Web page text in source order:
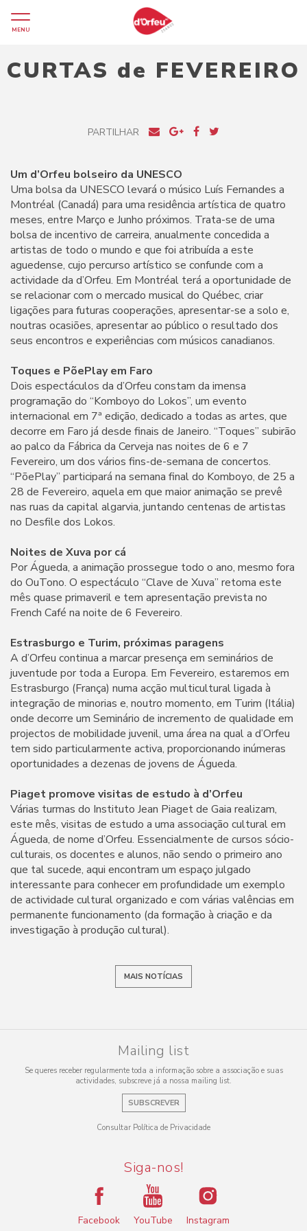
MENU
CURTAS de FEVEREIRO
PARTILHAR
Um d’Orfeu bolseiro da UNESCO
Uma bolsa da UNESCO levará o músico Luís Fernandes a
Montréal (Canadá) para uma residência artística de quatro
meses, entre Março e Junho próximos. Trata-se de uma
bolsa de incentivo de carreira, anualmente concedida a
artistas de todo o mundo e que foi atribuída a este
aguedense, cujo percurso artístico se confunde com a
actividade da d’Orfeu. Em Montréal terá a oportunidade de
se relacionar com o mercado musical do Québec, criar
ligações para futuras cooperações, apresentar-se a solo e,
noutras ocasiões, apresentar ao público o resultado dos
seus encontros e experiências com músicos canadianos.
Toques e PõePlay em Faro
Dois espectáculos da d’Orfeu constam da imensa
programação do “Komboyo do Lokos”, um evento
internacional em 7ª edição, dedicado a todas as artes, que
decorre em Faro já desde finais de Janeiro. “Toques” subirão
ao palco da Fábrica da Cerveja nas noites de 6 e 7
Fevereiro, um dos vários fins-de-semana de concertos.
“PõePlay” participará na semana final do Komboyo, de 25 a
28 de Fevereiro, aquela em que maior animação se prevê
nas ruas da capital algarvia, juntando centenas de artistas
no Desfile dos Lokos.
Noites de Xuva por cá
Por Águeda, a animação prossegue todo o ano, mesmo fora
do OuTono. O espectáculo “Clave de Xuva” retoma este
mês quase primaveril e tem apresentação prevista no
French Café na noite de 6 Fevereiro.
Estrasburgo e Turim, próximas paragens
A d’Orfeu continua a marcar presença em seminários de
juventude por toda a Europa. Em Fevereiro, estaremos em
Estrasburgo (França) numa acção multicultural ligada à
integração de minorias e, noutro momento, em Turim (Itália)
onde decorre um Seminário de incremento de qualidade em
projectos de mobilidade juvenil, uma área na qual a d’Orfeu
tem sido particularmente activa, proporcionando inúmeras
oportunidades a dezenas de jovens de Águeda.
Piaget promove visitas de estudo à d’Orfeu
Várias turmas do Instituto Jean Piaget de Gaia realizam,
este mês, visitas de estudo a uma associação cultural em
Águeda, de nome d’Orfeu. Essencialmente de cursos sócio-
culturais, os docentes e alunos, não sendo o primeiro ano
que tal sucede, aqui encontram um espaço julgado
interessante para conhecer em profundidade um exemplo
de actividade cultural organizado e com várias valências em
permanente funcionamento (da formação à criação e da
investigação à produção cultural).
MAIS NOTÍCIAS
Mailing list
Se queres receber regularmente toda a informação sobre a associação e suas
actividades, subscreve já a nossa mailing list.
SUBSCREVER
Consultar Política de Privacidade
Siga-nos!
Facebook YouTube Instagram